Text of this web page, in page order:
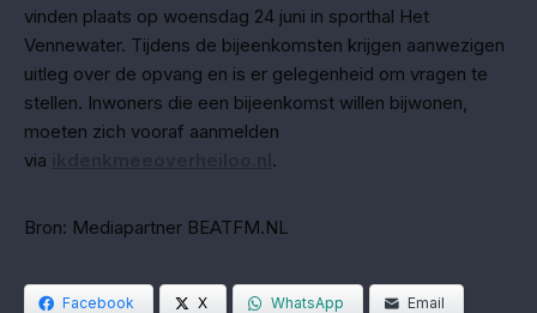
vinden plaats op woensdag 24 juni in sporthal Het
Vennewater. Tijdens de bijeenkomsten krijgen aanwezigen
uitleg over de opvang en is er gelegenheid om vragen te
stellen. Inwoners die een bijeenkomst willen bijwonen,
moeten zich vooraf aanmelden
via
.
Bron: Mediapartner BEATFM.NL
Facebook X WhatsApp Email